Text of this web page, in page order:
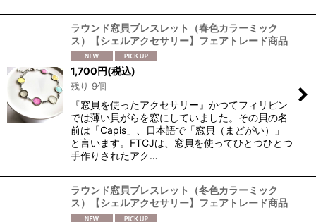
ラウンド窓貝ブレスレット（春色カラーミック
ス）【シェルアクセサリー】フェアトレード商品
1,700円(税込)
残り 9個
『窓貝を使ったアクセサリー』かつてフィリピン
では薄い貝がらを窓にしていました。その貝の名
前は「Capis」、日本語で「窓貝（まどがい）」
と言います。FTCJは、窓貝を使ってひとつひとつ
手作りされたアク…
ラウンド窓貝ブレスレット（冬色カラーミック
ス）【シェルアクセサリー】フェアトレード商品